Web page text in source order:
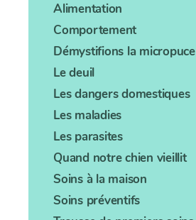
Alimentation
Comportement
Démystifions la micropuce
Le deuil
Les dangers domestiques
Les maladies
Les parasites
Quand notre chien vieillit
Soins à la maison
Soins préventifs